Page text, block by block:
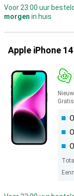
Voor 23:00 uur
morgen in huis
Apple iPhone